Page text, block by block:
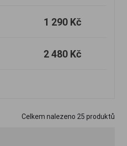
1 290 Kč
2 480 Kč
Celkem nalezeno 25 produktů